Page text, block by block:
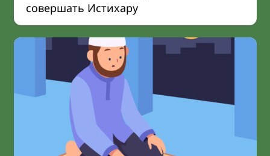
совершать Истихару